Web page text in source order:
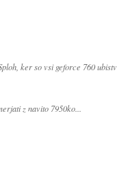
ker so vsi geforce 760
z navito 7950ko...